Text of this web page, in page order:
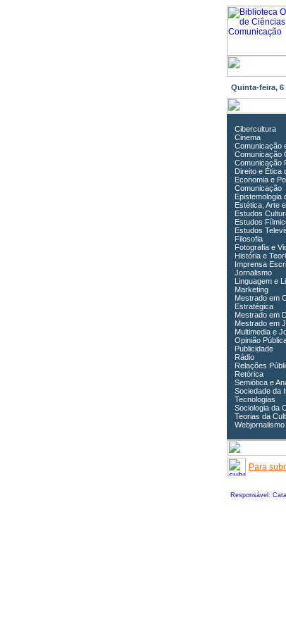
Quinta-feira,
Cibercultura
Cinema
Comunicação
Comunicação
Comunicação
Direito e Ética
Economia e
Comunicação
Epistemologia
Estética, Arte
Estudos
Estudos
Estudos
Filosofia
Fotografia e
História e
Imprensa
Jornalismo
Linguagem e
Marketing
Mestrado em
Estratégica
Mestrado em
Mestrado em
Multimedia e
Opinião
Publicidade
Rádio
Relações
Retórica
Semiótica e
Sociedade da
Tecnologias
Sociologia da
Teorias da
Webjornalismo
Para